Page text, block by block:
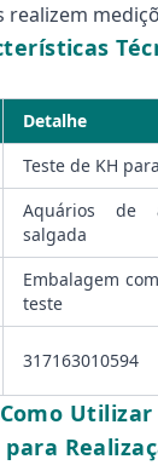
realizem
Detalhe
Teste de KH
Aquários de
salgada
Embalagem
teste
317163010594
Como Utilizar
para